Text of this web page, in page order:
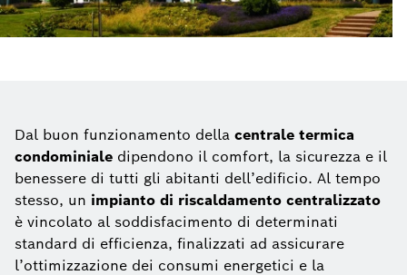
Dal buon funzionamento della centrale termica
condominiale dipendono il comfort, la sicurezza e il
benessere di tutti gli abitanti dell’edificio. Al tempo
stesso, un impianto di riscaldamento centralizzato
è vincolato al soddisfacimento di determinati
standard di efficienza, finalizzati ad assicurare
l’ottimizzazione dei consumi energetici e la